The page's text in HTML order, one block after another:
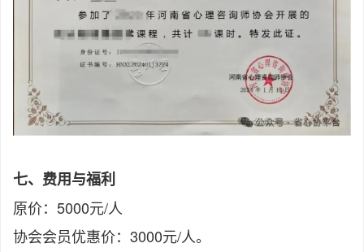
七、费用与福利
原价：5000元/人
协会会员优惠价：3000元/人。